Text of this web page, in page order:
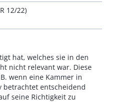
12/22)
hat, welches sie in den
nicht relevant war. Diese
wenn eine Kammer in
betrachtet entscheidend
seine Richtigkeit zu